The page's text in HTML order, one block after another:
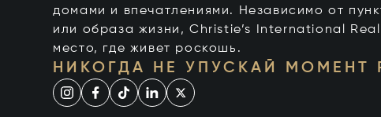
домами и впечатлениями. Независимо от
или образа жизни, Christie’s International
место, где живет роскошь.
НИКОГДА НЕ УПУСКАЙ МОМЕНТ